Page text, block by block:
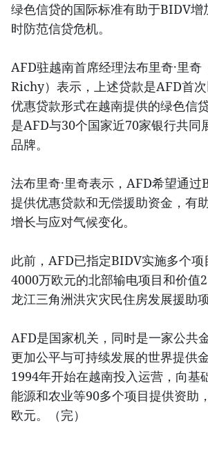
绿色信贷的国际标准有助于BIDV增
时防范信贷危机。
AFD驻越南首席经理法布里奇·里奇
Richy）表示，上述贷款是AFD首
优惠贷款形式在越南提供的绿色信
是AFD与30个国家近70家银行共同
品牌。
法布里奇·里奇表示，AFD希望通
提供优惠贷款和无偿援助资金，有
增长与应对气候变化。
此前，AFD已指定BIDV实施多个项
4000万欧元的北部输电项目和价值
龙江三角洲洪灾灾民住房发展援助项
AFD是国家机关，同时是一家公共
更加公平与可持续发展的世界提供
1994年开始在越南投入运营，向基
能源和农业等90多个项目提供资助
欧元。（完）